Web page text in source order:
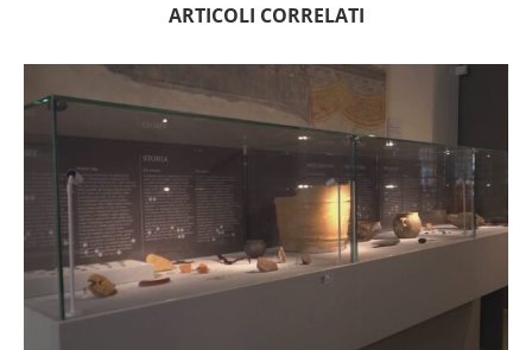
ARTICOLI CORRELATI